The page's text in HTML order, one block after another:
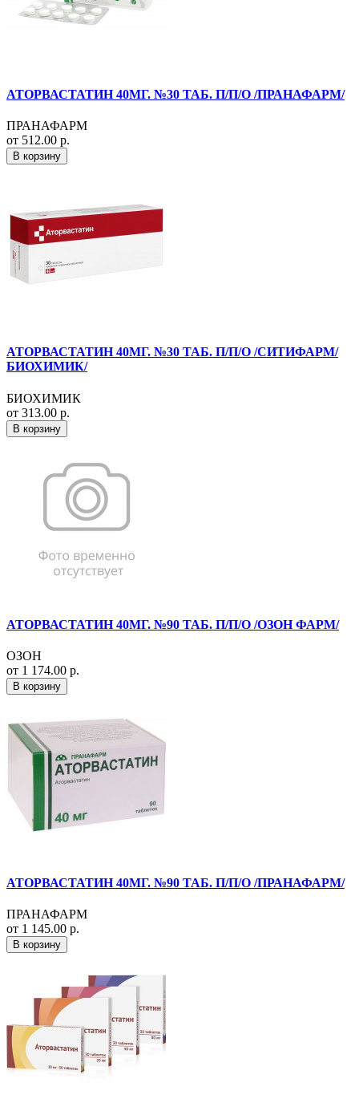
АТОРВАСТАТИН 40МГ. №30 ТАБ. П/П/О /ПРАНАФАРМ/
ПРАНАФАРМ
от 512.00 р.
В корзину
АТОРВАСТАТИН 40МГ. №30 ТАБ. П/П/О /СИТИФАРМ/
БИОХИМИК/
БИОХИМИК
от 313.00 р.
В корзину
АТОРВАСТАТИН 40МГ. №90 ТАБ. П/П/О /ОЗОН ФАРМ/
ОЗОН
от 1 174.00 р.
В корзину
АТОРВАСТАТИН 40МГ. №90 ТАБ. П/П/О /ПРАНАФАРМ/
ПРАНАФАРМ
от 1 145.00 р.
В корзину